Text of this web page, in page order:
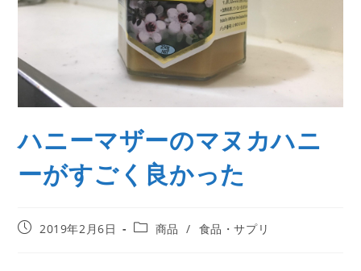
ハニーマザーのマヌカハニ
ーがすごく良かった
2019年2月6日 商品 / 食品・サプリ